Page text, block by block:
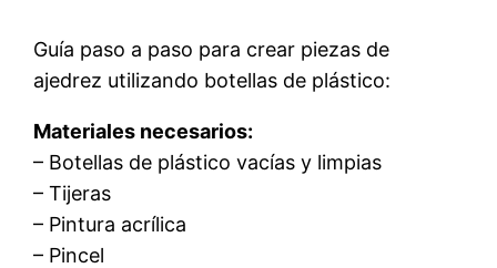
Guía paso a paso para crear piezas de
ajedrez utilizando botellas de plástico:
Materiales necesarios:
– Botellas de plástico vacías y limpias
– Tijeras
– Pintura acrílica
– Pincel